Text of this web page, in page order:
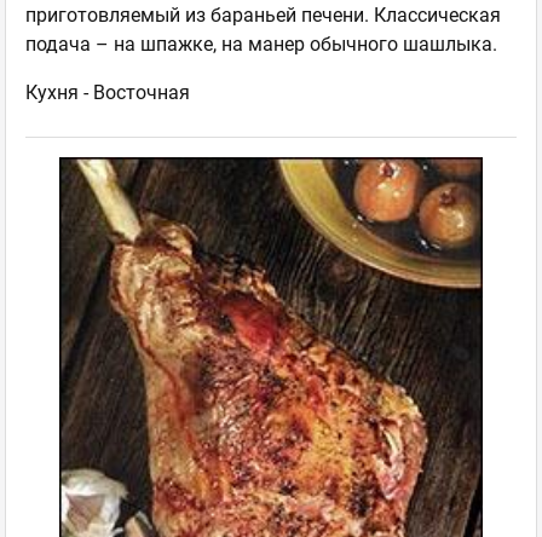
приготовляемый из бараньей печени. Классическая
подача – на шпажке, на манер обычного шашлыка.
Кухня - Восточная